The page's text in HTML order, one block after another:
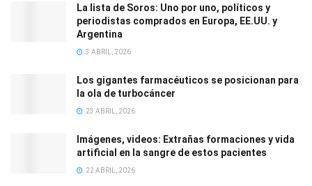
La lista de Soros: Uno por uno, políticos y
periodistas comprados en Europa, EE.UU. y
Argentina
3 ABRIL, 2026
Los gigantes farmacéuticos se posicionan para
la ola de turbocáncer
23 ABRIL, 2026
Imágenes, videos: Extrañas formaciones y vida
artificial en la sangre de estos pacientes
22 ABRIL, 2026